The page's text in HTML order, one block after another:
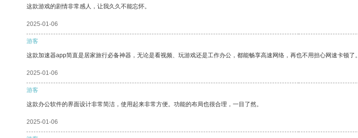
这款游戏的剧情非常感人，让我久久不能忘怀。
2025-01-06
游客
这款加速器app简直是居家旅行必备神器，无论是看视频、玩游戏还是工作办公，都能畅享高速网络，再也不用担心网速卡顿了。
2025-01-06
游客
这款办公软件的界面设计非常简洁，使用起来非常方便。功能的布局也很合理，一目了然。
2025-01-06